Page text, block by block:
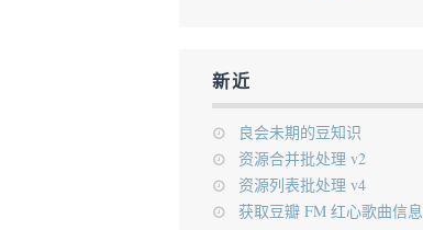
新近
良会未期的豆知识
资源合并批处理 v2
资源列表批处理 v4
获取豆瓣 FM 红心歌曲信息